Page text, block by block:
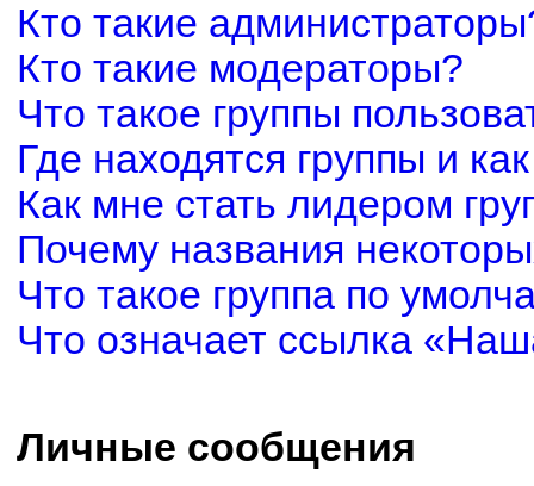
Кто такие
Кто такие модераторы?
Что такое группы
Где находятся группы и
Как мне стать лидером
Почему названия
Что такое группа по
Что означает ссылка
Личные сообщения